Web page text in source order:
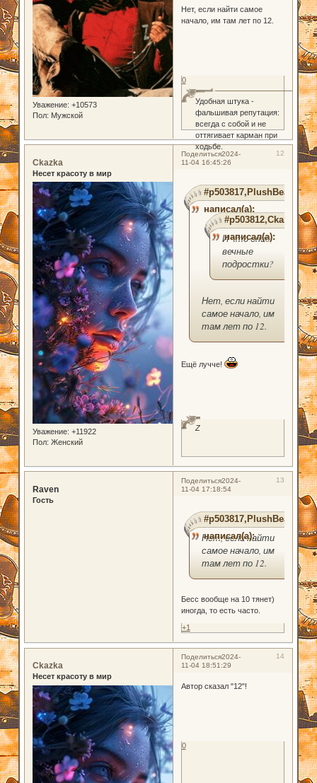
Уважение: +10573
Пол: Мужской
Нет, если найти самое
начало, им там лет по 12.
Удобная штука -
фальшивая репутация:
всегда с собой и не
оттягивает карман при
ходьбе.
0
Поделиться 12
2024-
11-04 16:45:26
Ckazka
Несет красоту в мир
Уважение: +11922
Пол: Женский
#p503817,PlushBear
написал(а):
#p503812,Ckazka
написал(а):
И что они0,
вечные
подростки?
Нет, если найти
самое начало, им
там лет по 12.
Ещё лучче!
Z
0
Поделиться 13
2024-
11-04 17:18:54
Raven
Гость
#p503817,PlushBear
написал(а):
Нет, если найти
самое начало, им
там лет по 12.
Бесс вообще на 10 тянет)
иногда, то есть часто.
+1
Поделиться 14
2024-
11-04 18:51:29
Ckazka
Несет красоту в мир
Автор сказал "12"!
0